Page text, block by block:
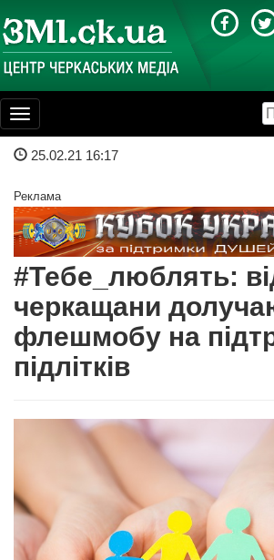
Toggle
navigation
25.02.21 16:17
Реклама
#Тебе_люблять:
черкащани
флешмобу на
підлітків